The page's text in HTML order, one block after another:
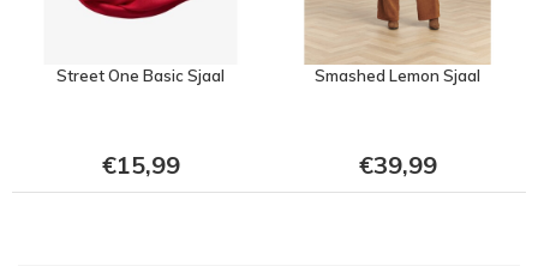
Street One Basic Sjaal
€15,99
Smashed Lemon Sjaal
€39,99